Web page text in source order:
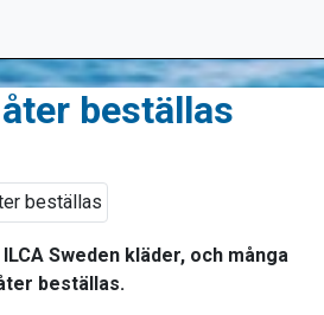
beställas
Sweden kläder, och många
beställas.